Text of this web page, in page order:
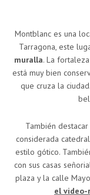
Montblanc es una
Tarragona, este
muralla. La
está muy bien
que cruza la
También
considerada
estilo gótico.
con sus casas
plaza y la calle
el